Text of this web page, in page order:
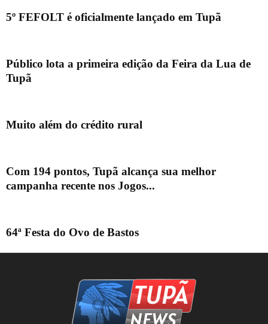
5º FEFOLT é oficialmente lançado em Tupã
Público lota a primeira edição da Feira da Lua de
Tupã
Muito além do crédito rural
Com 194 pontos, Tupã alcança sua melhor
campanha recente nos Jogos...
64ª Festa do Ovo de Bastos